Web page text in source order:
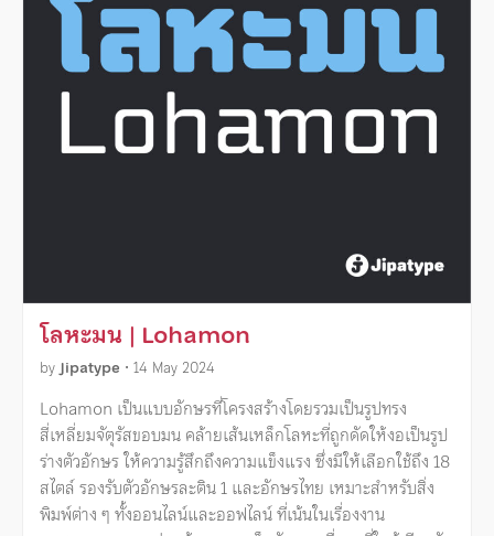
โลหะมน | Lohamon
byJipatype • 14 May 2024
Lohamon เป็นแบบอักษรที่โครงสร้างโดยรวมเป็นรูปทรง
สี่เหลี่ยมจัตุรัสขอบมน คล้ายเส้นเหล็กโลหะที่ถูกดัดให้งอเป็นรูป
ร่างตัวอักษร ให้ความรู้สึกถึงความแข็งแรง ซึ่งมีให้เลือกใช้ถึง 18
สไตล์ รองรับตัวอักษรละติน 1 และอักษรไทย เหมาะสำหรับสิ่ง
พิมพ์ต่าง ๆ ทั้งออนไลน์และออฟไลน์ ที่เน้นในเรื่องงาน